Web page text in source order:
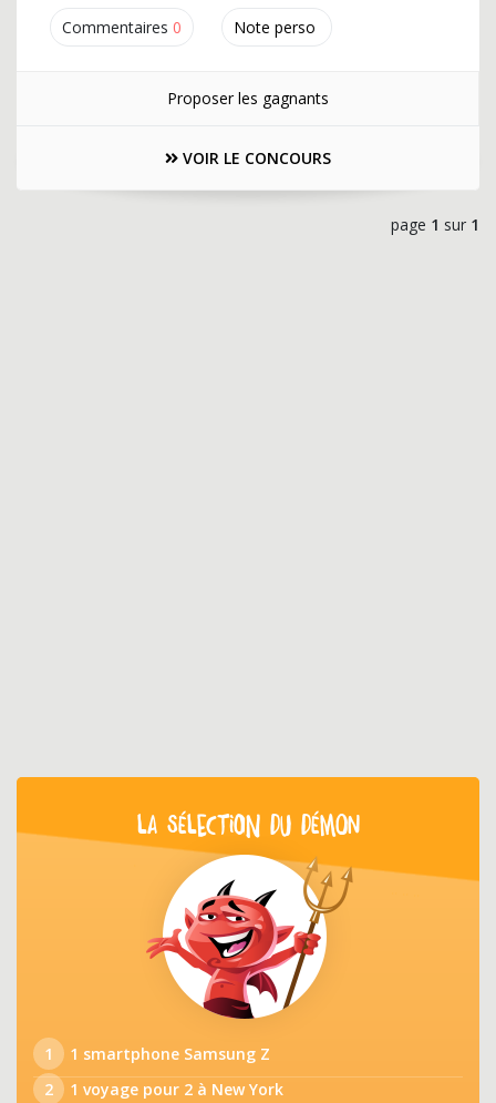
Commentaires 0 Note perso
Proposer les gagnants
VOIR LE CONCOURS
page 1 sur 1
LA SÉLECTION DU DÉMON
1
1 smartphone Samsung Z
2
1 voyage pour 2 à New York